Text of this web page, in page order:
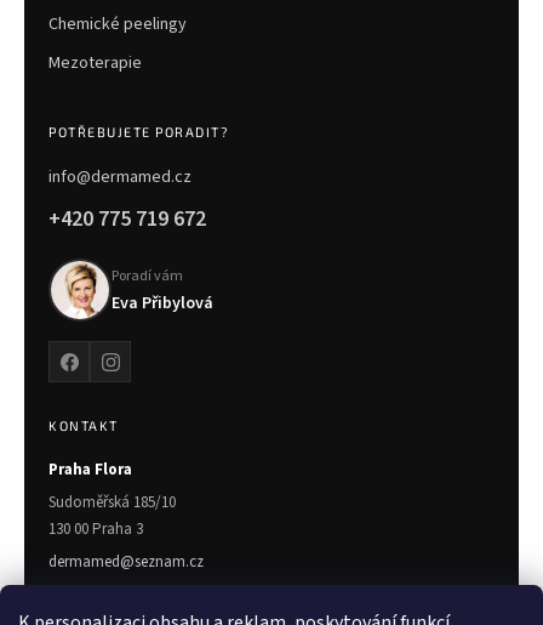
Chemické peelingy
Mezoterapie
POTŘEBUJETE PORADIT?
info@dermamed.cz
+420 775 719 672
Poradí vám
Eva Přibylová
KONTAKT
Praha Flora
Sudoměřská 185/10
130 00 Praha 3
dermamed@seznam.cz
775 719 672